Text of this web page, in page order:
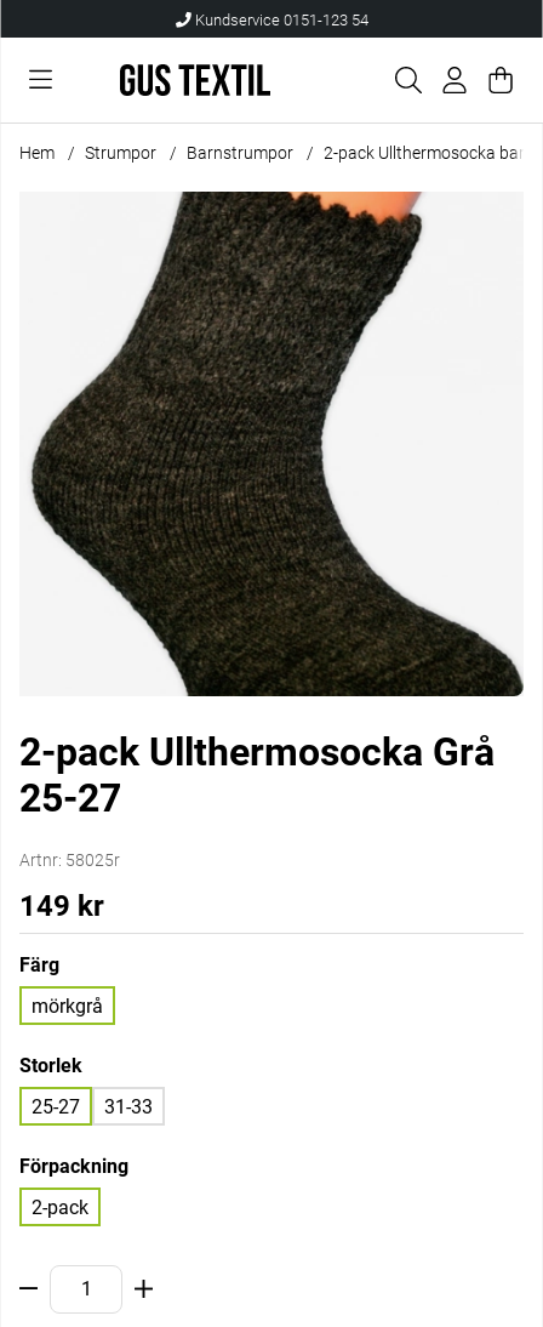
Kundservice 0151-123 54
.
Hem Strumpor Barnstrumpor 2-pack Ullthermosocka
Produktbilder 2-pack Ullthermosocka barnstl
2-pack Ullthermosocka Grå
25-27
Artnr: 58025r
149 kr
Färg
mörkgrå
Storlek
25-27
31-33
Förpackning
2-pack